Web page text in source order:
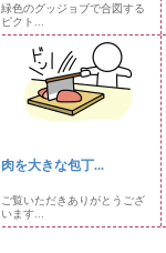
緑色のグッジョブで合図する
ピクト...
肉を大きな包丁...
ご覧いただきありがとうござ
います...